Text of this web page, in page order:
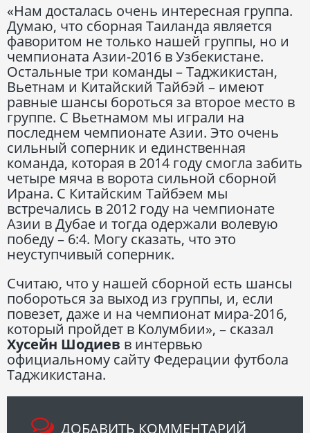
«Нам досталась очень интересная группа.
Думаю, что сборная Таиланда является
фаворитом не только нашей группы, но и
чемпионата Азии-2016 в Узбекистане.
Остальные три команды – Таджикистан,
Вьетнам и Китайский Тайбэй – имеют
равные шансы бороться за второе место в
группе. С Вьетнамом мы играли на
последнем чемпионате Азии. Это очень
сильный соперник и единственная
команда, которая в 2014 году смогла забить
четыре мяча в ворота сильной сборной
Ирана. С Китайским Тайбэем мы
встречались в 2012 году на чемпионате
Азии в Дубае и тогда одержали волевую
победу – 6:4. Могу сказать, что это
неуступчивый соперник.
Считаю, что у нашей сборной есть шансы
побороться за выход из группы, и, если
повезет, даже и на чемпионат мира-2016,
который пройдет в Колумбии», – сказал
Хусейн Шодиев в интервью
официальному сайту Федерации футбола
Таджикистана.
ДОБАВИТЬ КОММЕНТАРИЙ